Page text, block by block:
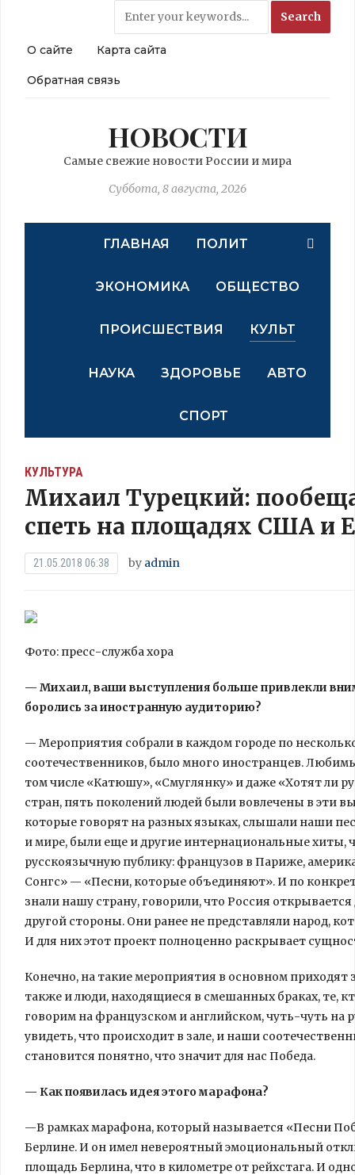
О сайте Карта сайта
Обратная связь
НОВОСТИ
Самые свежие новости России и мира
Суббота, 8 августа, 2026
ГЛАВНАЯ ПОЛИТ
ЭКОНОМИКА ОБЩЕСТВО
ПРОИСШЕСТВИЯ КУЛЬТ
НАУКА ЗДОРОВЬЕ АВТО
СПОРТ
КУЛЬТУРА
Михаил Турецкий:
спеть на площадях США и
21.05.2018 06:38 by admin
Фото: пресс-служба хора
— Михаил, ваши выступления больше привлекли
боролись за иностранную аудиторию?
— Мероприятия собрали в каждом городе по
соотечественников, было много иностранцев.
том числе «Катюшу», «Смуглянку» и даже «Хотят ли
стран, пять поколений людей были вовлечены в эти
которые говорят на разных языках, слышали наши
и мире, были еще и другие интернациональные хиты,
русскоязычную публику: французов в Париже,
Сонгс» — «Песни, которые объединяют». И по
знали нашу страну, говорили, что Россия
другой стороны. Они ранее не представляли народ,
И для них этот проект полноценно раскрывает
Конечно, на такие мероприятия в основном
также и люди, находящиеся в смешанных браках, те,
говорим на французском и английском, чуть-чуть
увидеть, что происходит в зале, и наши
становится понятно, что значит для нас Победа.
— Как появилась идея этого марафона?
—В рамках марафона, который называется «Песни
Берлине. И он имел невероятный эмоциональный
площадь Берлина, что в километре от рейхстага. И